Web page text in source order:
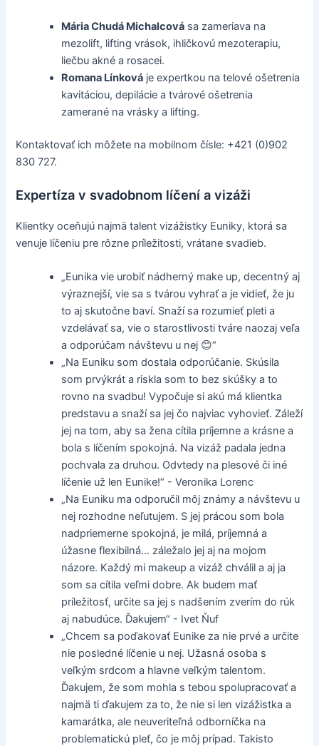
Mária Chudá Michalcová sa zameriava na
mezolift, lifting vrások, ihličkovú mezoterapiu,
liečbu akné a rosacei.
Romana Línková je expertkou na telové ošetrenia
kavitáciou, depilácie a tvárové ošetrenia
zamerané na vrásky a lifting.
Kontaktovať ich môžete na mobilnom čísle: +421 (0)902
830 727.
Expertíza v svadobnom líčení a vizáži
Klientky oceňujú najmä talent vizážistky Euniky, ktorá sa
venuje líčeniu pre rôzne príležitosti, vrátane svadieb.
„Eunika vie urobiť nádherný make up, decentný aj
výraznejší, vie sa s tvárou vyhrať a je vidieť, že ju
to aj skutočne baví. Snaží sa rozumieť pleti a
vzdelávať sa, vie o starostlivosti tváre naozaj veľa
a odporúčam návštevu u nej 😊“
„Na Euniku som dostala odporúčanie. Skúsila
som prvýkrát a riskla som to bez skúšky a to
rovno na svadbu! Vypočuje si akú má klientka
predstavu a snaží sa jej čo najviac vyhovieť. Záleží
jej na tom, aby sa žena cítila príjemne a krásne a
bola s líčením spokojná. Na vizáž padala jedna
pochvala za druhou. Odvtedy na plesové či iné
líčenie už len Eunike!“ - Veronika Lorenc
„Na Euniku ma odporučil môj známy a návštevu u
nej rozhodne neľutujem. S jej prácou som bola
nadpriemerne spokojná, je milá, príjemná a
úžasne flexibilná… záležalo jej aj na mojom
názore. Každý mi makeup a vizáž chválil a aj ja
som sa cítila veľmi dobre. Ak budem mať
príležitosť, určite sa jej s nadšením zverím do rúk
aj nabudúce. Ďakujem“ - Ivet Ňuf
„Chcem sa poďakovať Eunike za nie prvé a určite
nie posledné líčenie u nej. Užasná osoba s
veľkým srdcom a hlavne veľkým talentom.
Ďakujem, že som mohla s tebou spolupracovať a
najmä ti ďakujem za to, že nie si len vizážistka a
kamarátka, ale neuveriteľná odborníčka na
problematickú pleť, čo je môj prípad. Takisto